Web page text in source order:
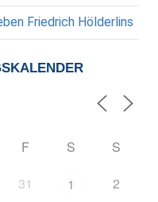
Friedrich Hölderlins
F S S
31 1 2